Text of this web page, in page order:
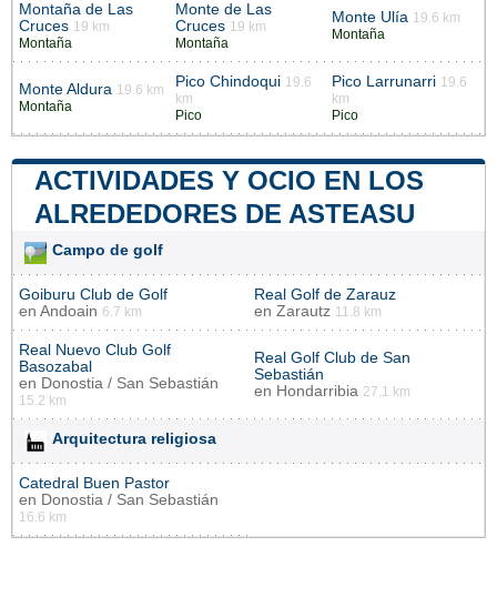
Montaña de Las
Cruces 19 km
Montaña
Monte de Las
Cruces 19 km
Montaña
Monte Ulía 19.6 km
Montaña
Monte Aldura 19.6 km
Montaña
Pico Chindoqui 19.6
km
Pico
Pico Larrunarri 19.6
km
Pico
ACTIVIDADES Y OCIO EN LOS
ALREDEDORES DE ASTEASU
Campo de golf
Goiburu Club de Golf
en Andoain 6.7 km
Real Golf de Zarauz
en Zarautz 11.8 km
Real Nuevo Club Golf
Basozabal
en Donostia / San Sebastián
15.2 km
Real Golf Club de San
Sebastián
en Hondarribia 27.1 km
Arquitectura religiosa
Catedral Buen Pastor
en Donostia / San Sebastián
16.6 km